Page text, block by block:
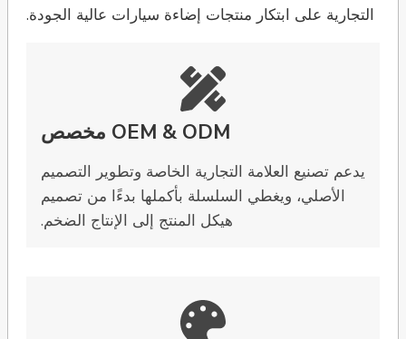
التجارية على ابتكار منتجات إضاءة سيارات عالية الجودة.
OEM & ODM مخصص
يدعم تصنيع العلامة التجارية الخاصة وتطوير التصميم
الأصلي، ويغطي السلسلة بأكملها بدءًا من تصميم
هيكل المنتج إلى الإنتاج الضخم.